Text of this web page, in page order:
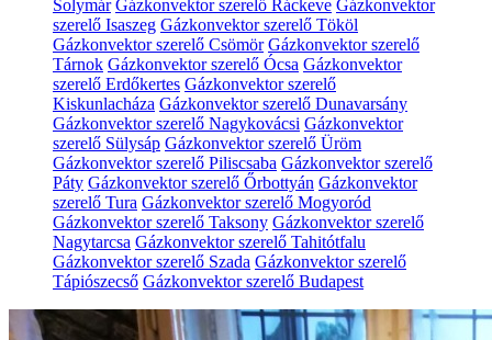
Solymár Gázkonvektor szerelő Ráckeve Gázkonvektor
szerelő Isaszeg Gázkonvektor szerelő Tököl
Gázkonvektor szerelő Csömör Gázkonvektor szerelő
Tárnok Gázkonvektor szerelő Ócsa Gázkonvektor
szerelő Erdőkertes Gázkonvektor szerelő
Kiskunlacháza Gázkonvektor szerelő Dunavarsány
Gázkonvektor szerelő Nagykovácsi Gázkonvektor
szerelő Sülysáp Gázkonvektor szerelő Üröm
Gázkonvektor szerelő Piliscsaba Gázkonvektor szerelő
Páty Gázkonvektor szerelő Őrbottyán Gázkonvektor
szerelő Tura Gázkonvektor szerelő Mogyoród
Gázkonvektor szerelő Taksony Gázkonvektor szerelő
Nagytarcsa Gázkonvektor szerelő Tahitótfalu
Gázkonvektor szerelő Szada Gázkonvektor szerelő
Tápiószecső Gázkonvektor szerelő Budapest